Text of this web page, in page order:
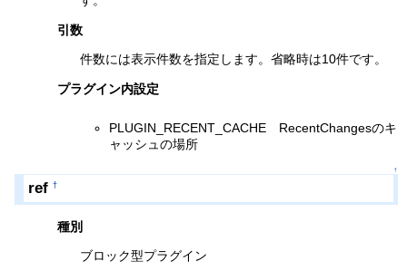
引数
件数には表示件数を指定します。省略時は10件です。
プラグイン内設定
PLUGIN_RECENT_CACHE RecentChangesのキ
ャッシュの場所
↑
ref †
種別
ブロック型プラグイン